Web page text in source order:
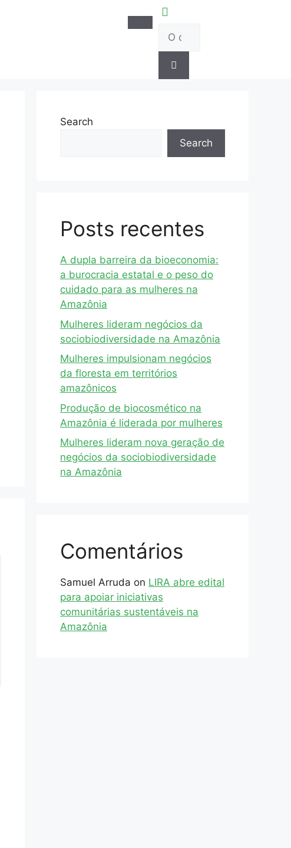
Search
Search
Posts recentes
A dupla barreira da bioeconomia:
a burocracia estatal e o peso do
cuidado para as mulheres na
Amazônia
Mulheres lideram negócios da
sociobiodiversidade na Amazônia
Mulheres impulsionam negócios
da floresta em territórios
amazônicos
Produção de biocosmético na
Amazônia é liderada por mulheres
Mulheres lideram nova geração de
negócios da sociobiodiversidade
na Amazônia
Comentários
Samuel Arruda on LIRA abre edital
para apoiar iniciativas
comunitárias sustentáveis na
Amazônia